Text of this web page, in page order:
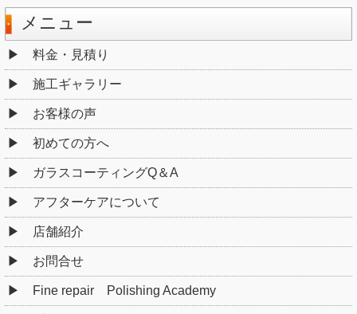
メニュー
料金・見積り
施工ギャラリー
お客様の声
初めての方へ
ガラスコーティングQ＆A
アフターケアについて
店舗紹介
お問合せ
Fine repair Polishing Academy